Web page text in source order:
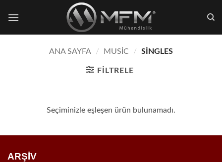
atla
ANA SAYFA / MUSIC / SINGLES
FILTRELE
Seçiminizle eşleşen ürün bulunamadı.
ARŞİV